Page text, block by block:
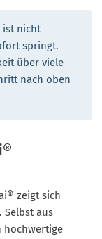
ist nicht
springt.
über viele
nach oben
zeigt sich
Selbst aus
hochwertige